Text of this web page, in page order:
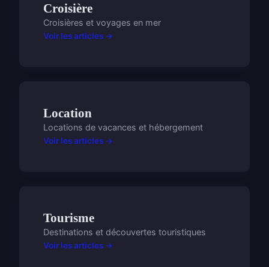
Croisière
Croisières et voyages en mer
Voir les articles →
Location
Locations de vacances et hébergement
Voir les articles →
Tourisme
Destinations et découvertes touristiques
Voir les articles →